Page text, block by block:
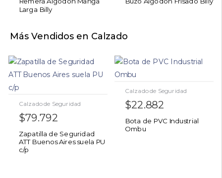
Larga Billy
Más Vendidos en Calzado
Calzado de Seguridad
$79.792
Zapatilla de Seguridad
ATT Buenos Aires suela PU
c/p
Calzado de Seguridad
$22.882
Bota de PVC Industrial
Ombu